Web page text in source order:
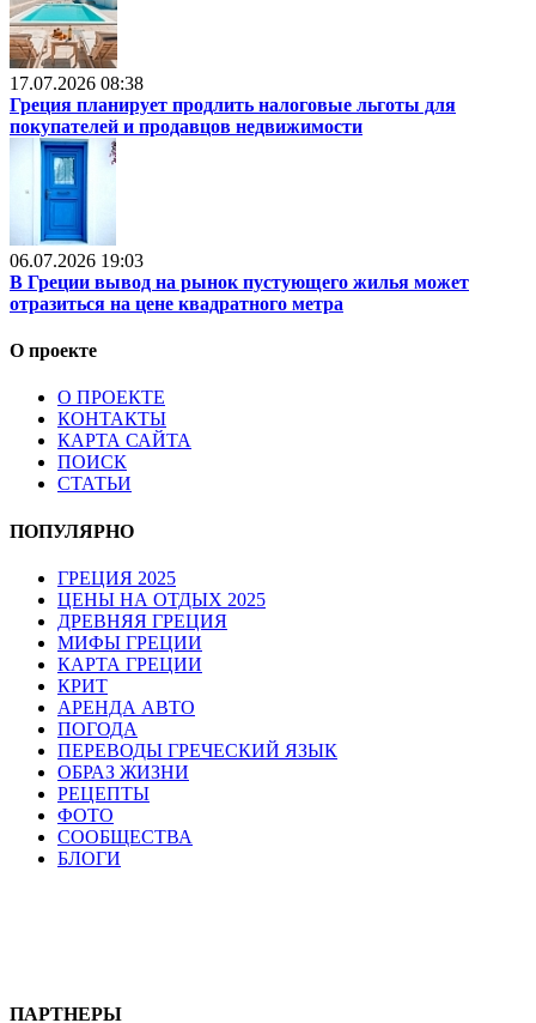
17.07.2026 08:38
Греция планирует продлить налоговые льготы для
покупателей и продавцов недвижимости
06.07.2026 19:03
В Греции вывод на рынок пустующего жилья может
отразиться на цене квадратного метра
О проекте
О ПРОЕКТЕ
КОНТАКТЫ
КАРТА САЙТА
ПОИСК
СТАТЬИ
ПОПУЛЯРНО
ГРЕЦИЯ 2025
ЦЕНЫ НА ОТДЫХ 2025
ДРЕВНЯЯ ГРЕЦИЯ
МИФЫ ГРЕЦИИ
КАРТА ГРЕЦИИ
КРИТ
АРЕНДА АВТО
ПОГОДА
ПЕРЕВОДЫ ГРЕЧЕСКИЙ ЯЗЫК
ОБРАЗ ЖИЗНИ
РЕЦЕПТЫ
ФОТО
СООБЩЕСТВА
БЛОГИ
ПАРТНЕРЫ